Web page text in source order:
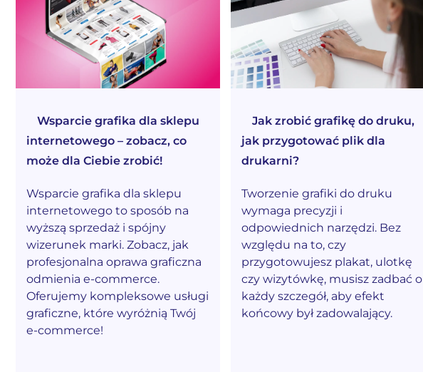
Wsparcie grafika dla sklepu
internetowego – zobacz, co
może dla Ciebie zrobić!
Wsparcie grafika dla sklepu
internetowego to sposób na
wyższą sprzedaż i spójny
wizerunek marki. Zobacz, jak
profesjonalna oprawa graficzna
odmienia e-commerce.
Oferujemy kompleksowe usługi
graficzne, które wyróżnią Twój
e-commerce!
Jak zrobić grafikę do druku,
jak przygotować plik dla
drukarni?
Tworzenie grafiki do druku
wymaga precyzji i
odpowiednich narzędzi. Bez
względu na to, czy
przygotowujesz plakat, ulotkę
czy wizytówkę, musisz zadbać o
każdy szczegół, aby efekt
końcowy był zadowalający.